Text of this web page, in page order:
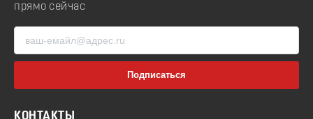
прямо сейчас